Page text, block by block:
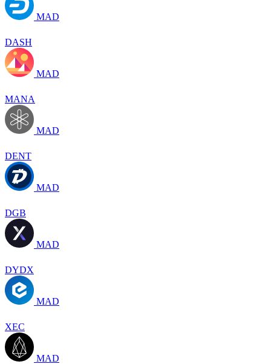
MAD
DASH
MAD
MANA
MAD
DENT
MAD
DGB
MAD
DYDX
MAD
XEC
MAD